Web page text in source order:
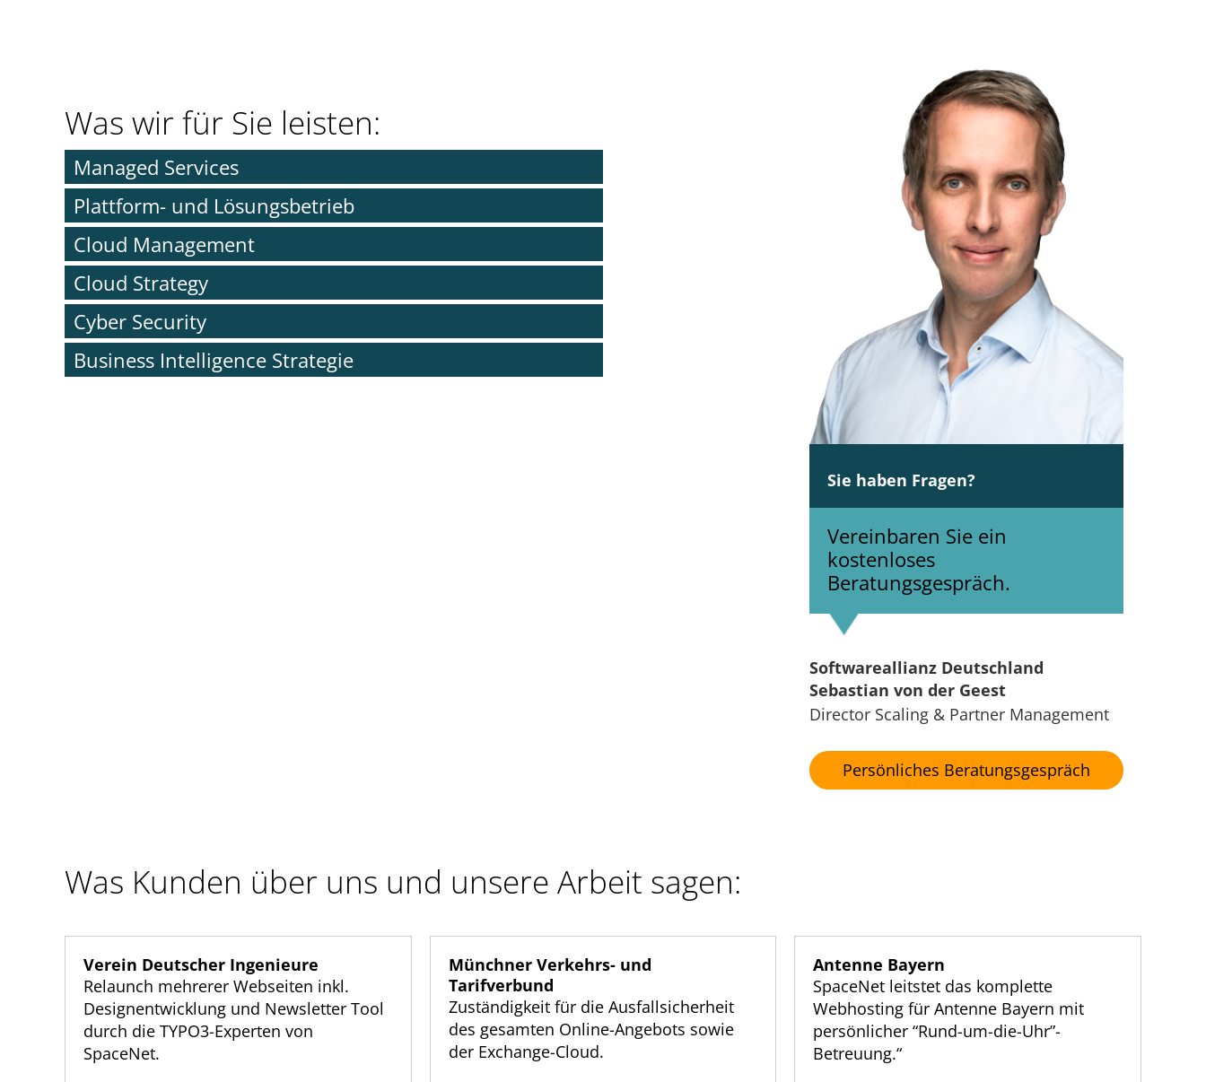
Was wir für Sie leisten:
Managed Services
Plattform- und Lösungsbetrieb
Cloud Management
Cloud Strategy
Cyber Security
Business Intelligence Strategie
Sie haben Fragen?
Vereinbaren Sie ein
kostenloses
Beratungsgespräch.
Softwareallianz Deutschland
Sebastian von der Geest
Director Scaling & Partner Management
Persönliches Beratungsgespräch
Was Kunden über uns und unsere Arbeit sagen:
Verein Deutscher Ingenieure
Relaunch mehrerer Webseiten inkl.
Designentwicklung und Newsletter Tool
durch die TYPO3-Experten von
SpaceNet.
Münchner Verkehrs- und
Tarifverbund
Zuständigkeit für die Ausfallsicherheit
des gesamten Online-Angebots sowie
der Exchange-Cloud.
Antenne Bayern
SpaceNet leitstet das komplette
Webhosting für Antenne Bayern mit
persönlicher “Rund-um-die-Uhr”-
Betreuung.“